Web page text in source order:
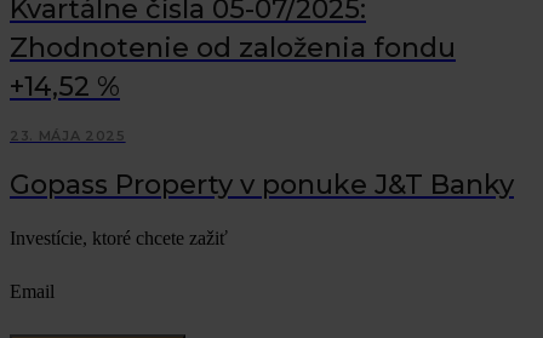
Kvartálne čísla 05-07/2025:
Zhodnotenie od založenia fondu
+14,52 %
23. MÁJA 2025
Gopass Property v ponuke J&T Banky
Investície, ktoré chcete zažiť
Email